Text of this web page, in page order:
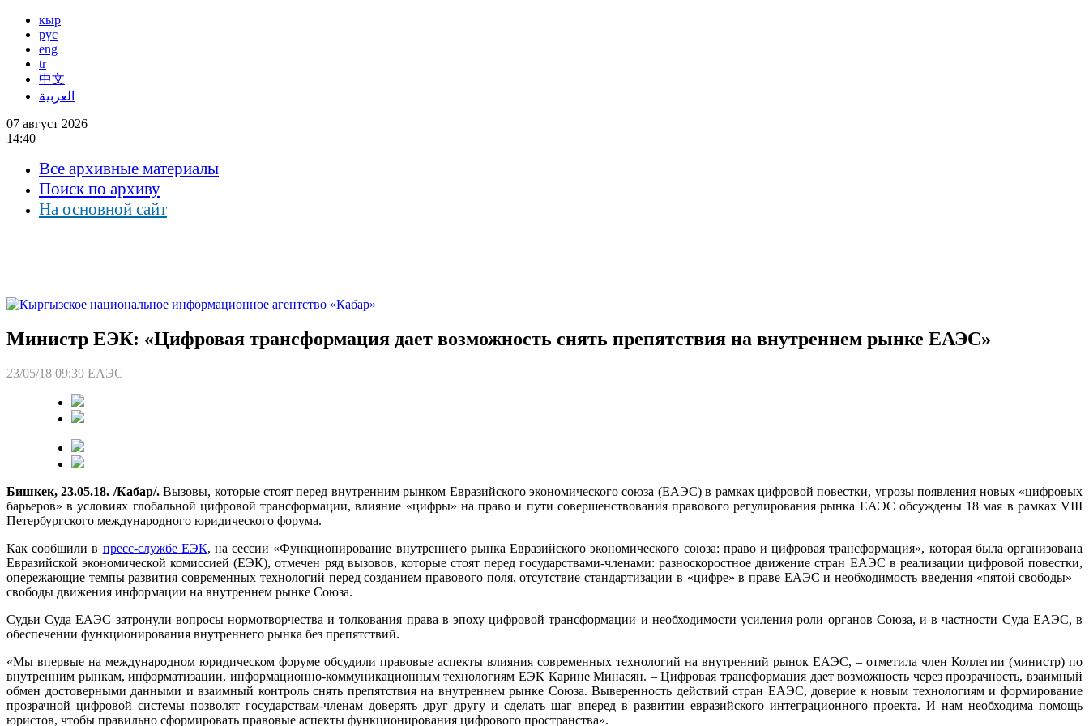
кыр
рус
eng
tr
中文
العربية
07 август 2026
14:40
Все архивные материалы
Поиск по архиву
На основной сайт
Министр ЕЭК: «Цифровая трансформация дает возможность снять препятствия на внутреннем рынке ЕАЭС»
23/05/18 09:39 ЕАЭС
Бишкек, 23.05.18. /Кабар/.Вызовы, которые стоят перед внутренним рынком Евразийского экономического союза (ЕАЭС) в рамках цифровой повестки, угрозы появления новых «цифровых
барьеров» в условиях глобальной цифровой трансформации, влияние «цифры» на право и пути совершенствования правового регулирования рынка ЕАЭС обсуждены 18 мая в рамках VIII
Петербургского международного юридического форума.
Как сообщили в пресс-службе ЕЭК, на сессии «Функционирование внутреннего рынка Евразийского экономического союза: право и цифровая трансформация», которая была организована
Евразийской экономической комиссией (ЕЭК), отмечен ряд вызовов, которые стоят перед государствами-членами: разноскоростное движение стран ЕАЭС в реализации цифровой повестки,
опережающие темпы развития современных технологий перед созданием правового поля, отсутствие стандартизации в «цифре» в праве ЕАЭС и необходимость введения «пятой свободы» –
свободы движения информации на внутреннем рынке Союза.
Судьи Суда ЕАЭС затронули вопросы нормотворчества и толкования права в эпоху цифровой трансформации и необходимости усиления роли органов Союза, и в частности Суда ЕАЭС, в
обеспечении функционирования внутреннего рынка без препятствий.
«Мы впервые на международном юридическом форуме обсудили правовые аспекты влияния современных технологий на внутренний рынок ЕАЭС, – отметила член Коллегии (министр) по
внутренним рынкам, информатизации, информационно-коммуникационным технологиям ЕЭК Карине Минасян. – Цифровая трансформация дает возможность через прозрачность, взаимный
обмен достоверными данными и взаимный контроль снять препятствия на внутреннем рынке Союза. Выверенность действий стран ЕАЭС, доверие к новым технологиям и формирование
прозрачной цифровой системы позволят государствам-членам доверять друг другу и сделать шаг вперед в развитии евразийского интеграционного проекта. И нам необходима помощь
юристов, чтобы правильно сформировать правовые аспекты функционирования цифрового пространства».